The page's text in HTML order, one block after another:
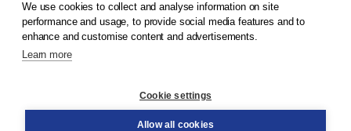
© 2026Koninklijke Boom uitgevers
Order
We use cookies to collect and analyse information on site
performance and usage, to provide social media features and to
enhance and customise content and advertisements.
Learn more
Cookie settings
Allow all cookies